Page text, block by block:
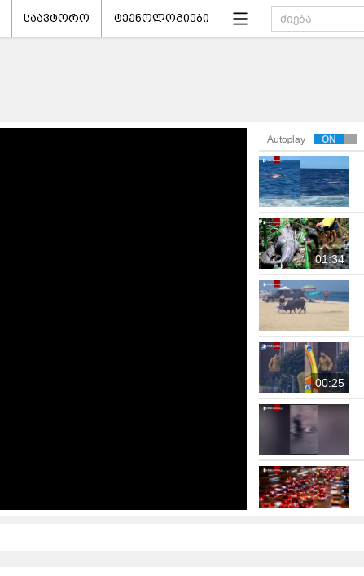
საავტორო ტექნოლოგიები
Autoplay
01:34
00:25